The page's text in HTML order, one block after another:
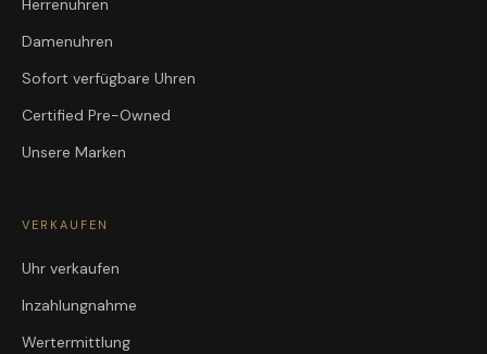
Herrenuhren
Damenuhren
Sofort verfügbare Uhren
Certified Pre-Owned
Unsere Marken
VERKAUFEN
Uhr verkaufen
Inzahlungnahme
Wertermittlung